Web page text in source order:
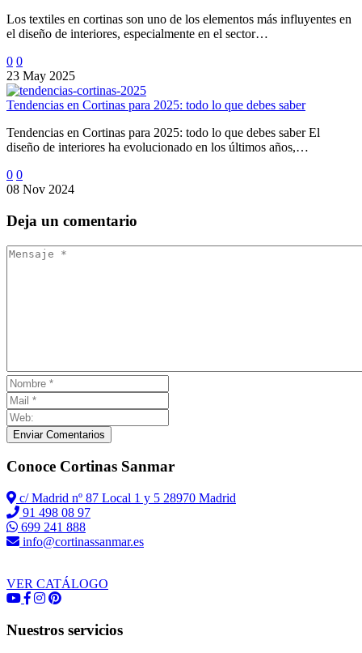
Los textiles en cortinas son uno de los elementos más influyentes en
el diseño de interiores, especialmente en el sector…
0 0
23 May 2025
Tendencias en Cortinas para 2025: todo lo que debes saber
Tendencias en Cortinas para 2025: todo lo que debes saber El
diseño de interiores ha evolucionado en los últimos años,…
0 0
08 Nov 2024
Deja un comentario
Enviar Comentarios
Conoce Cortinas Sanmar
c/ Madrid nº 87 Local 1 y 5 28970 Madrid
91 498 08 97
699 241 888
info@cortinassanmar.es
VER CATÁLOGO
Nuestros servicios